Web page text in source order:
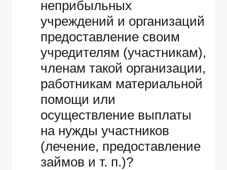
неприбыльных
учреждений и организаций
предоставление своим
учредителям (участникам),
членам такой организации,
работникам материальной
помощи или
осуществление выплаты
на нужды участников
(лечение, предоставление
займов и т. п.)?